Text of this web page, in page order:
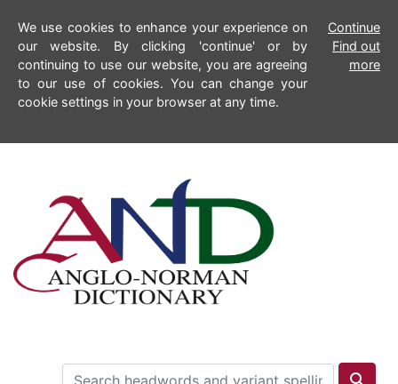
We use cookies to enhance your experience on
our website. By clicking 'continue' or by
continuing to use our website, you are agreeing
to our use of cookies. You can change your
cookie settings in your browser at any time.
Continue
Find out
more